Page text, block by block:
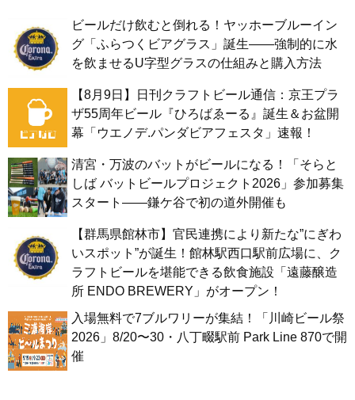
ビールだけ飲むと倒れる！ヤッホーブルーイン
グ「ふらつくビアグラス」誕生——強制的に水
を飲ませるU字型グラスの仕組みと購入方法
【8月9日】日刊クラフトビール通信：京王プラ
ザ55周年ビール『ひろばゑーる』誕生＆お盆開
幕「ウエノデ.パンダビアフェスタ」速報！
清宮・万波のバットがビールになる！「そらと
しば バットビールプロジェクト2026」参加募集
スタート——鎌ケ谷で初の道外開催も
【群馬県館林市】官民連携により新たな”にぎわ
いスポット”が誕生！館林駅西口駅前広場に、ク
ラフトビールを堪能できる飲食施設「遠藤醸造
所 ENDO BREWERY」がオープン！
入場無料で7ブルワリーが集結！「川崎ビール祭
2026」8/20〜30・八丁畷駅前 Park Line 870で開
催